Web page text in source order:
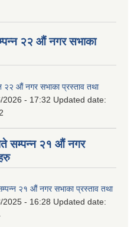
२२ औं नगर सभाका
२२ औं नगर सभाका प्रस्ताव तथा
2026 - 17:32 Updated date:
सम्पन्न २१ औं नगर
२१ औं नगर सभाका प्रस्ताव तथा
2025 - 16:28 Updated date: